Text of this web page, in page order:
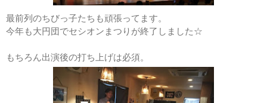
最前列のちびっ子たちも頑張ってます。
今年も大円団でセシオンまつりが終了しました☆
もちろん出演後の打ち上げは必須。